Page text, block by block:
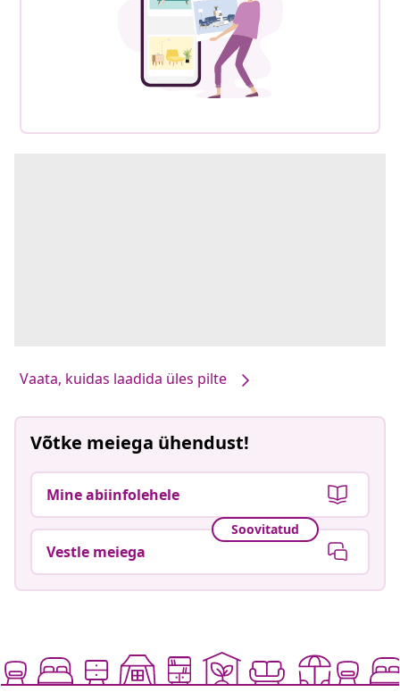
Vaata, kuidas laadida üles pilte
Võtke meiega ühendust!
Mine abiinfolehele
Soovitatud
Vestle meiega